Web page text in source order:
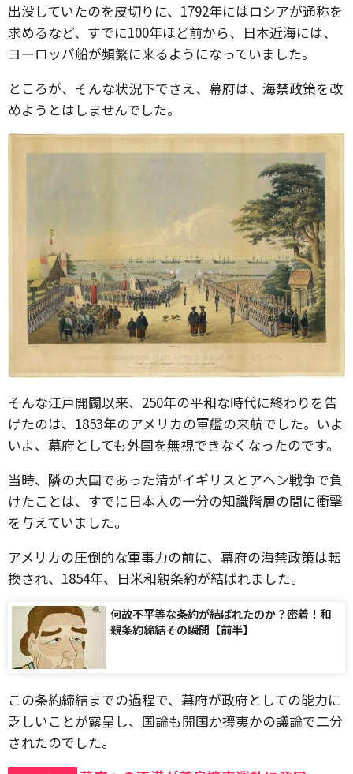
出没していたのを皮切りに、1792年にはロシアが通称を
求めるなど、すでに100年ほど前から、日本近海には、
ヨーロッパ船が頻繁に来るようになっていました。
ところが、そんな状況下でさえ、幕府は、海禁政策を改
めようとはしませんでした。
そんな江戸開闢以来、250年の平和な時代に終わりを告
げたのは、1853年のアメリカの軍艦の来航でした。いよ
いよ、幕府としても外国を無視できなくなったのです。
当時、隣の大国であった清がイギリスとアヘン戦争で負
けたことは、すでに日本人の一分の知識階層の間に衝撃
を与えていました。
アメリカの圧倒的な軍事力の前に、幕府の海禁政策は転
換され、1854年、日米和親条約が結ばれました。
何故不平等な条約が結ばれたのか？密着！和
親条約締結その瞬間【前半】
この条約締結までの過程で、幕府が政府としての能力に
乏しいことが露呈し、国論も開国か攘夷かの議論で二分
されたのでした。